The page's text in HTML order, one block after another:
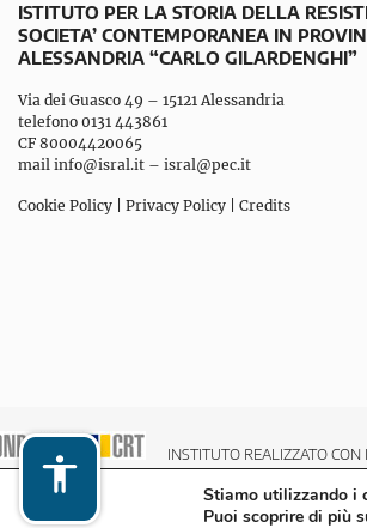
ISTITUTO PER LA STORIA DELLA
SOCIETA’ CONTEMPORANEA IN
ALESSANDRIA “CARLO GILARDENGHI”
Via dei Guasco 49 – 15121 Alessandria
telefono 0131 443861
CF 80004420065
mail info@isral.it – isral@pec.it
Cookie Policy Privacy Policy Credits
INSTITUTO REALIZZATO
Stiamo utilizzando i
Puoi scoprire di più